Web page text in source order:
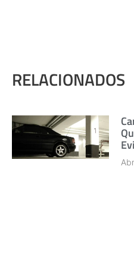
RELACIONADOS